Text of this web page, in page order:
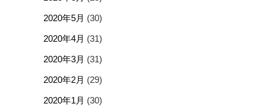
2020年5月 (30)
2020年4月 (31)
2020年3月 (31)
2020年2月 (29)
2020年1月 (30)